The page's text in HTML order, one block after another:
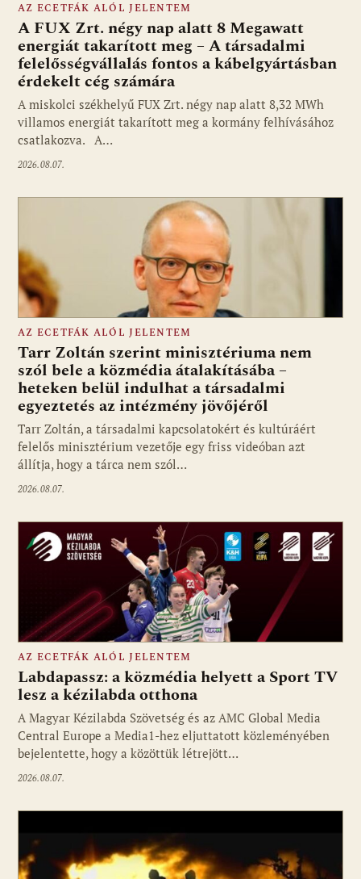
AZ ECETFÁK ALÓL JELENTEM
A FUX Zrt. négy nap alatt 8 Megawatt
energiát takarított meg – A társadalmi
felelősségvállalás fontos a kábelgyártásban
érdekelt cég számára
A miskolci székhelyű FUX Zrt. négy nap alatt 8,32 MWh
villamos energiát takarított meg a kormány felhívásához
csatlakozva. A…
2026.08.07.
Fotó: media1.hu
AZ ECETFÁK ALÓL JELENTEM
Tarr Zoltán szerint minisztériuma nem
szól bele a közmédia átalakításába –
heteken belül indulhat a társadalmi
egyeztetés az intézmény jövőjéről
Tarr Zoltán, a társadalmi kapcsolatokért és kultúráért
felelős minisztérium vezetője egy friss videóban azt
állítja, hogy a tárca nem szól…
2026.08.07.
Fotó: media1.hu
AZ ECETFÁK ALÓL JELENTEM
Labdapassz: a közmédia helyett a Sport TV
lesz a kézilabda otthona
A Magyar Kézilabda Szövetség és az AMC Global Media
Central Europe a Media1-hez eljuttatott közleményében
bejelentette, hogy a közöttük létrejött…
2026.08.07.